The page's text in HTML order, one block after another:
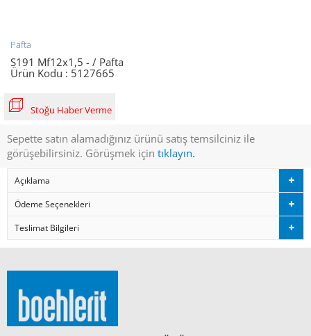
Pafta
S191 Mf12x1,5 - / Pafta
Ürün Kodu : 5127665
Stoğu Haber Verme
Sepette satın alamadığınız ürünü satış temsilciniz ile
görüşebilirsiniz. Görüşmek için tıklayın.
Açıklama
Ödeme Seçenekleri
Teslimat Bilgileri